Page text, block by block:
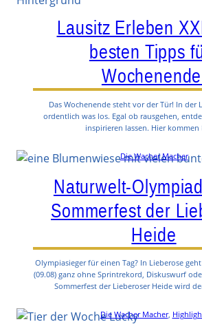
Lausitz Erleben
besten Tipps
Das Wochenende steht vor der Tür! In der
ordentlich was los. Egal ob rausgehen,
inspirieren lassen. Hier kommen
Die Wacher Macher
Naturwelt-
Sommerfest der
Heide
Olympiasieger für einen Tag? In Lieberose
(09.08) ganz ohne Sprintrekord, Diskuswurf
Sommerfest der Lieberoser Heide wird
Die Wacher Macher,